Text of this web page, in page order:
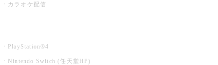
カラオケ配信
PlayStation®4
Nintendo Switch (任天堂HP)